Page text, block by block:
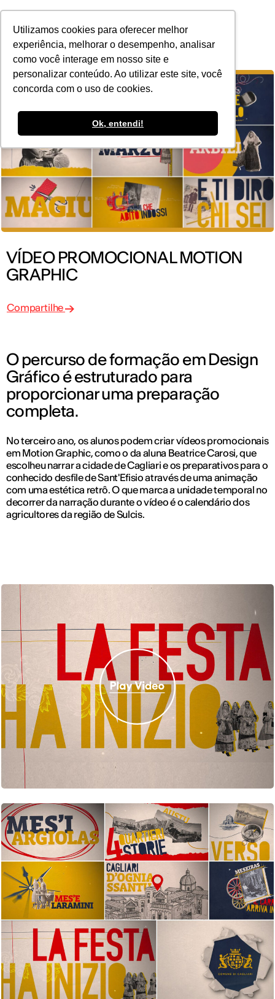
Utilizamos cookies para oferecer melhor
experiência, melhorar o desempenho, analisar
como você interage em nosso site e
personalizar conteúdo. Ao utilizar este site, você
concorda com o uso de cookies.
Ok, entendi!
POR
VÍDEO PROMOCIONAL MOTION
GRAPHIC
Compartilhe
O percurso de formação em Design
Gráfico é estruturado para
proporcionar uma preparação
completa.
No terceiro ano, os alunos podem criar vídeos promocionais
em Motion Graphic, como o da aluna Beatrice Carosi, que
escolheu narrar a cidade de Cagliari e os preparativos para o
conhecido desfile de Sant'Efisio através de uma animação
com uma estética retrô. O que marca a unidade temporal no
decorrer da narração durante o vídeo é o calendário dos
agricultores da região de Sulcis.